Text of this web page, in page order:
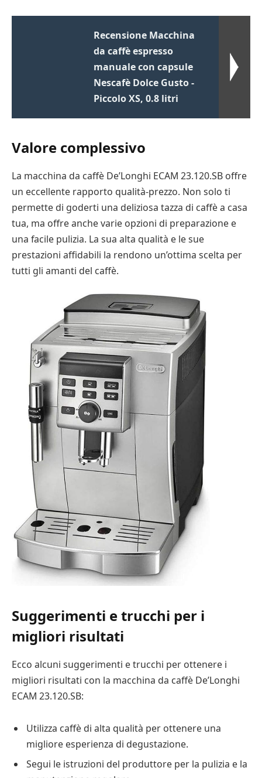
Recensione Macchina
da caffè espresso
manuale con capsule
Nescafè Dolce Gusto -
Piccolo XS, 0.8 litri
Valore complessivo
La macchina da caffè De’Longhi ECAM 23.120.SB offre
un eccellente rapporto qualità-prezzo. Non solo ti
permette di goderti una deliziosa tazza di caffè a casa
tua, ma offre anche varie opzioni di preparazione e
una facile pulizia. La sua alta qualità e le sue
prestazioni affidabili la rendono un’ottima scelta per
tutti gli amanti del caffè.
Suggerimenti e trucchi per i
migliori risultati
Ecco alcuni suggerimenti e trucchi per ottenere i
migliori risultati con la macchina da caffè De’Longhi
ECAM 23.120.SB:
Utilizza caffè di alta qualità per ottenere una
migliore esperienza di degustazione.
Segui le istruzioni del produttore per la pulizia e la